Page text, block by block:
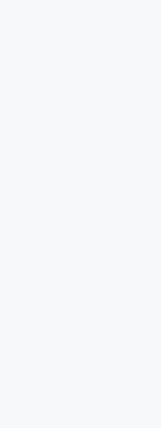
jatkuu